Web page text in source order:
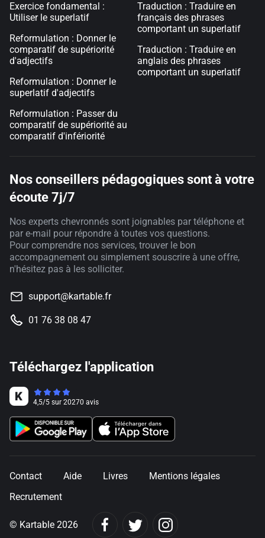
Exercice fondamental :
Utiliser le superlatif
Reformulation : Donner le
comparatif de supériorité
d'adjectifs
Reformulation : Donner le
superlatif d'adjectifs
Reformulation : Passer du
comparatif de supériorité au
comparatif d'infériorité
Traduction : Traduire en
français des phrases
comportant un superlatif
Traduction : Traduire en
anglais des phrases
comportant un superlatif
Nos conseillers pédagogiques sont à votre
écoute 7j/7
Nos experts chevronnés sont joignables par téléphone et
par e-mail pour répondre à toutes vos questions.
Pour comprendre nos services, trouver le bon
accompagnement ou simplement souscrire à une offre,
n'hésitez pas à les solliciter.
support@kartable.fr
01 76 38 08 47
Téléchargez l'application
4,5/5 sur 20270 avis
Contact Aide Livres
Mentions légales
Recrutement
© Kartable 2026